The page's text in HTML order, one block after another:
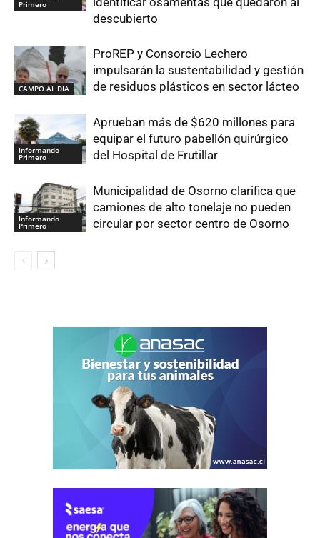
Primero
descubierto
CAMPO AL DIA
ProREP y Consorcio Lechero
impulsarán la sustentabilidad y gestión
de residuos plásticos en sector lácteo
Informando
Primero
Aprueban más de $620 millones para
equipar el futuro pabellón quirúrgico
del Hospital de Frutillar
Informando
Primero
Municipalidad de Osorno clarifica que
camiones de alto tonelaje no pueden
circular por sector centro de Osorno